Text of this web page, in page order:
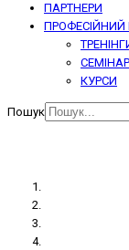
ПАРТНЕРИ
ПРОФЕСІЙНИЙ
КУРСИ
Пошук